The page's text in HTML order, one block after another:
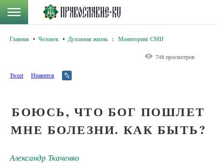
Главная Человек Духовная жизнь : Мониторинг СМИ
748 просмотров
Tweet Нравится
БОЮСЬ, ЧТО БОГ ПОШЛЕТ
МНЕ БОЛЕЗНИ. КАК БЫТЬ?
Александр Ткаченко